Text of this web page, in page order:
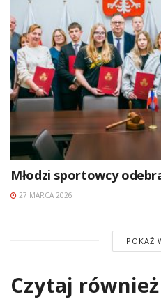
Młodzi sportowcy
27 MARCA 2026
POKAŻ
Czytaj również